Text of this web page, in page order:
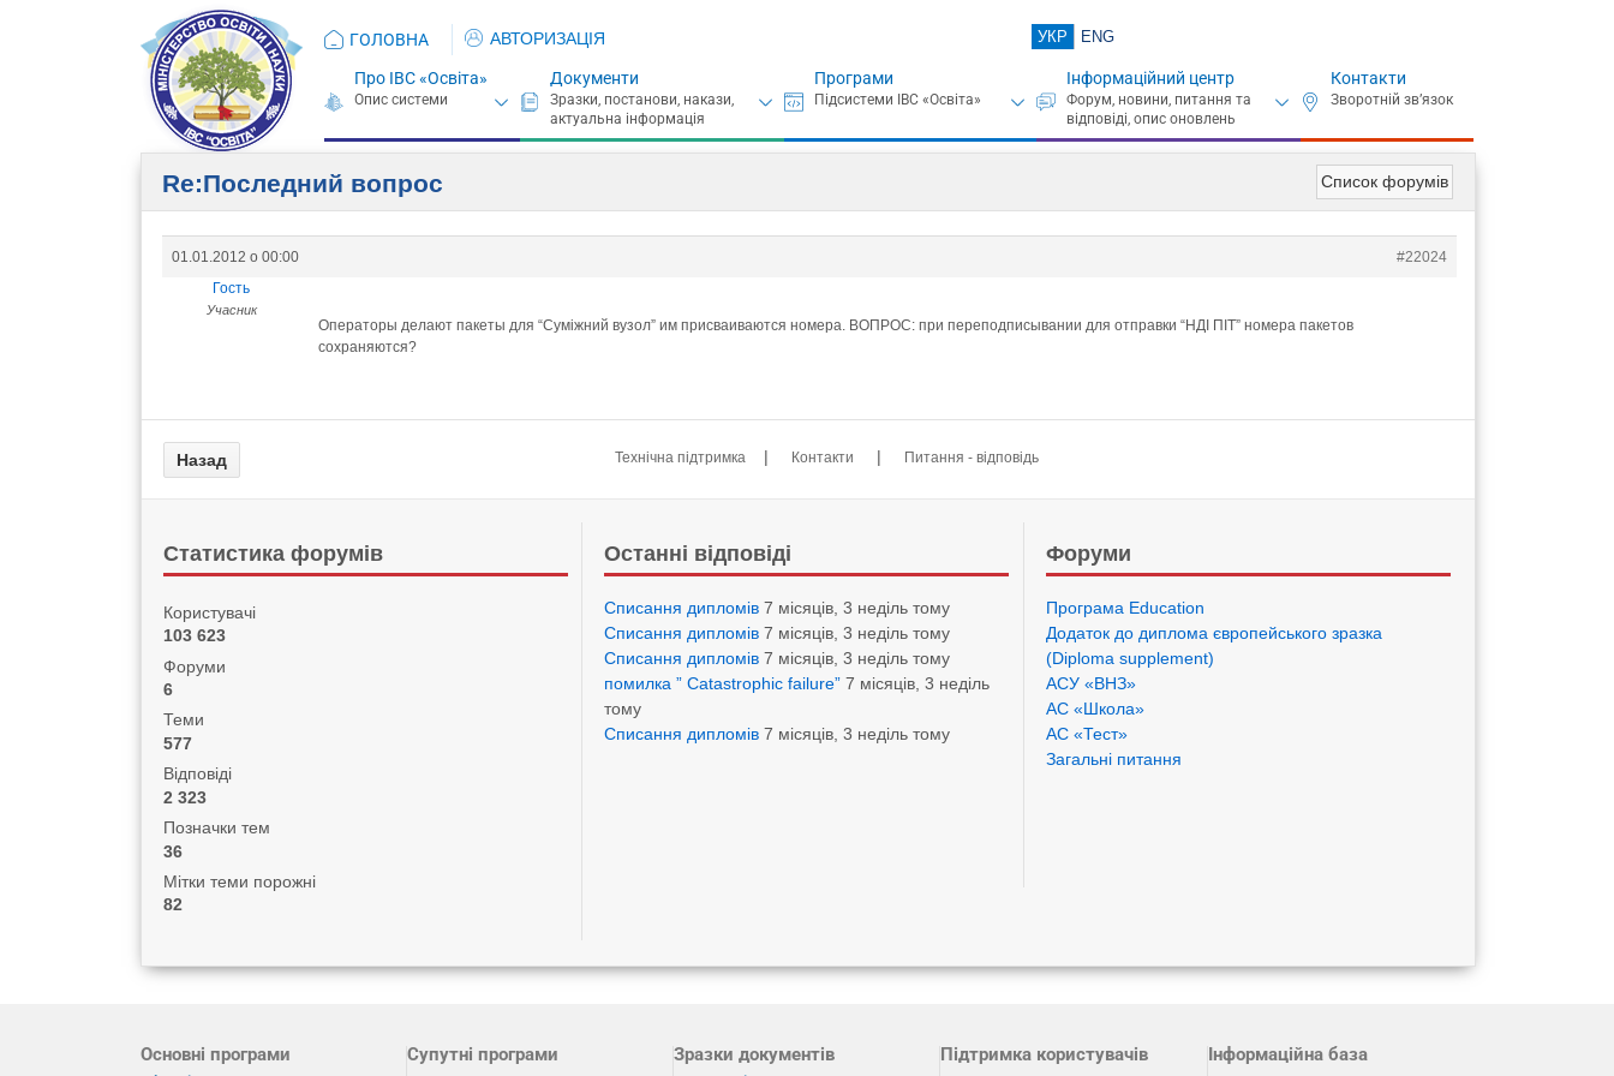
ГОЛОВНА АВТОРИЗАЦІЯ УКР ENG
Про ІВС «Освіта» Документи Програми Інформаційний центр Контакти
Список форумів
Re:Последний вопрос
01.01.2012 о 00:00
#22024
Гость
Учасник
Операторы делают пакеты для “Суміжний вузол” им присваиваются номера. ВОПРОС: при переподписывании для отправки “НДІ ПІТ” номера пакетов
сохраняются?
Технічна підтримка | Контакти | Питання - відповідь
Статистика форумів
Користувачі
103 623
Форуми
6
Теми
577
Відповіді
2 323
Позначки тем
36
Мітки теми порожні
82
Останні відповіді
Списання дипломів 7 місяців, 3 неділь тому
Списання дипломів 7 місяців, 3 неділь тому
Списання дипломів 7 місяців, 3 неділь тому
помилка ” Catastrophic failure” 7 місяців, 3 неділь
тому
Списання дипломів 7 місяців, 3 неділь тому
Форуми
Програма Eduсation
Додаток до диплома європейського зразка
(Diploma supplement)
АСУ «ВНЗ»
АС «Школа»
АС «Тест»
Загальні питання
Основні програми Супутні програми Зразки документів Підтримка користувачів Інформаційна база